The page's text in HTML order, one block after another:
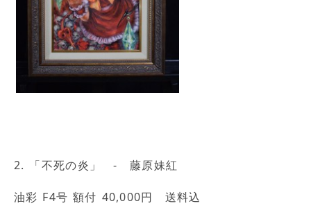
2. 「不死の炎」 - 藤原妹紅
油彩 F4号 額付 40,000円 送料込